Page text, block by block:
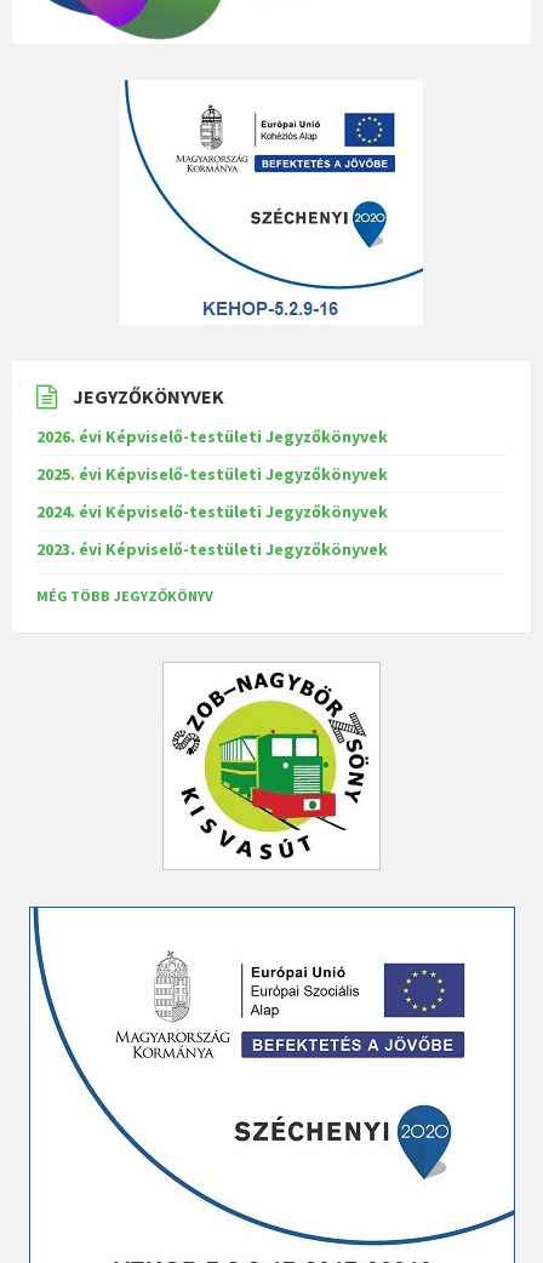
JEGYZŐKÖNYVEK
2026. évi Képviselő-testületi Jegyzőkönyvek
2025. évi Képviselő-testületi Jegyzőkönyvek
2024. évi Képviselő-testületi Jegyzőkönyvek
2023. évi Képviselő-testületi Jegyzőkönyvek
MÉG TÖBB JEGYZŐKÖNYV